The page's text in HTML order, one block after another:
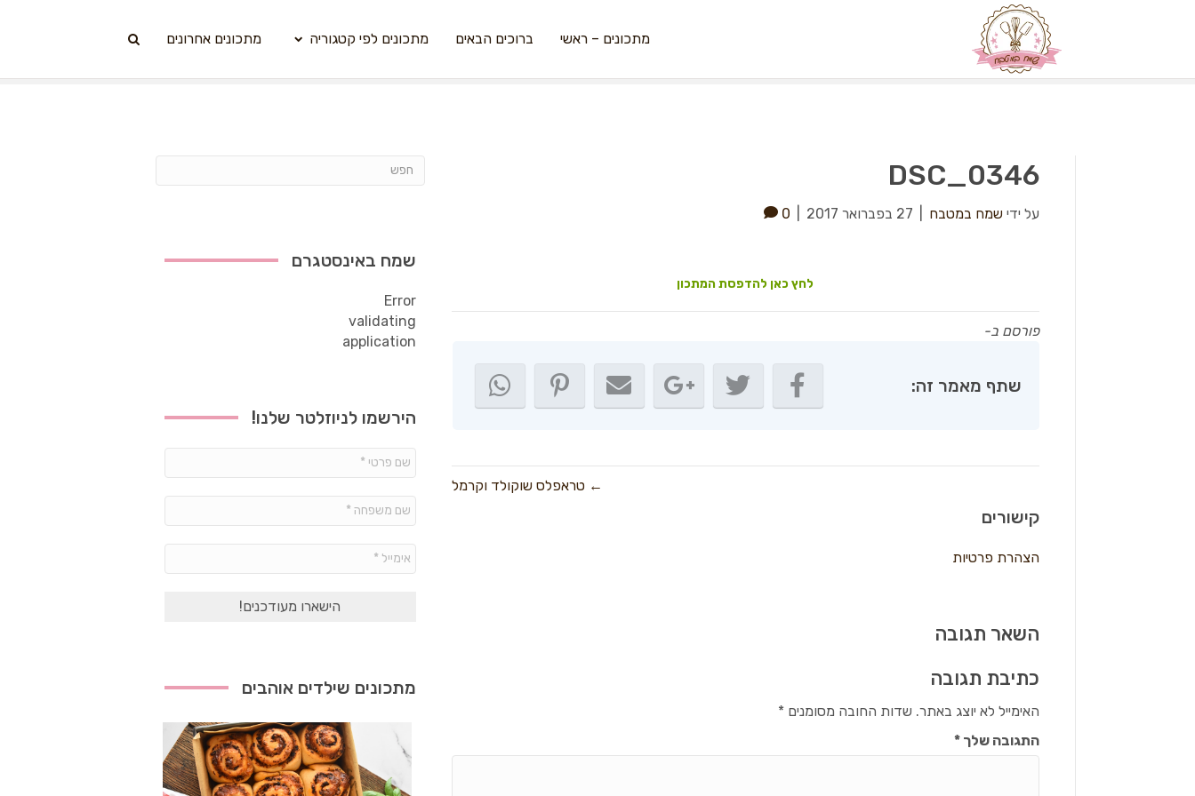
מתכונים – ראשי ברוכים הבאים מתכונים לפי קטגוריה מתכונים אחרונים
DSC_0346
על ידי שמח במטבח 27 בפברואר 2017 0
לחץ כאן להדפסת המתכון
פורסם ב-
שתף מאמר זה:
← טראפלס שוקולד וקרמל
קישורים
הצהרת פרטיות
השאר תגובה
כתיבת תגובה
האימייל לא יוצג באתר. שדות החובה מסומנים*
התגובה שלך*
שמח באינסטגרם
Error
validating
application
הירשמו לניוזלטר שלנו!
פרטי
משפחה
*
מתכונים שילדים אוהבים